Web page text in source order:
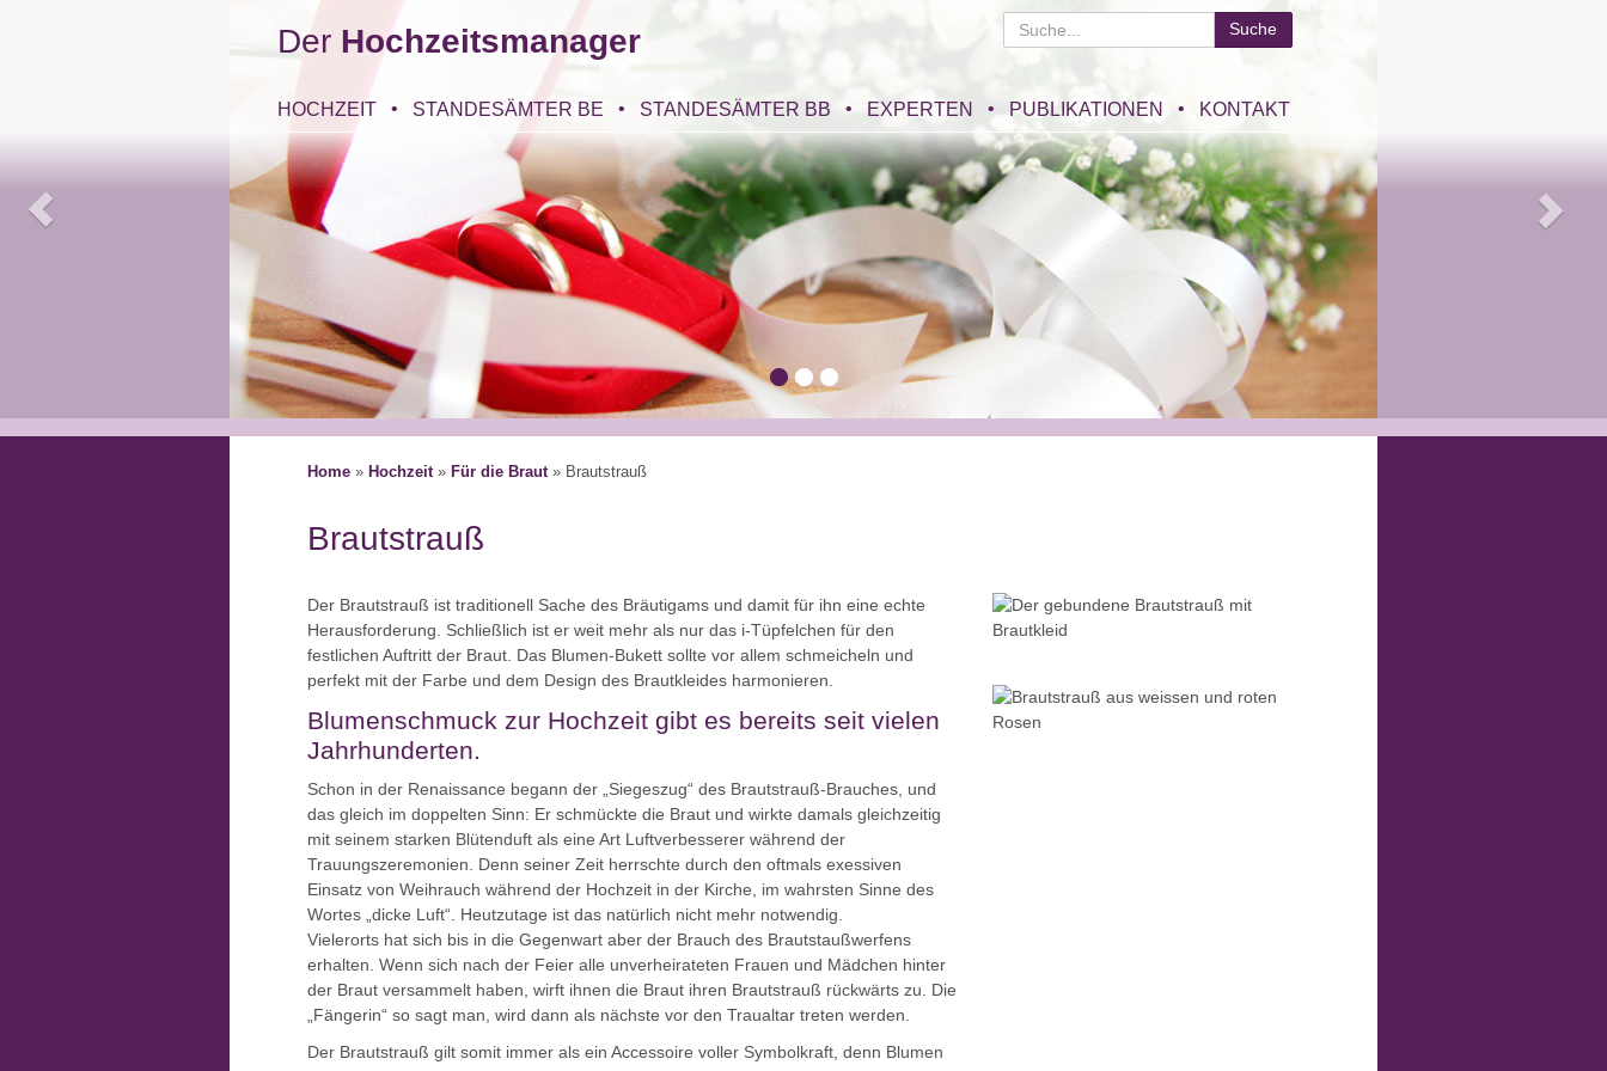
Der Hochzeitsmanager
HOCHZEIT STANDESÄMTER BE STANDESÄMTER BB EXPERTEN PUBLIKATIONEN KONTAKT
Home » Hochzeit » Für die Braut » Brautstrauß
Brautstrauß
Der Brautstrauß ist traditionell Sache des Bräutigams und damit für ihn eine echte
Herausforderung. Schließlich ist er weit mehr als nur das i-Tüpfelchen für den
festlichen Auftritt der Braut. Das Blumen-Bukett sollte vor allem schmeicheln und
perfekt mit der Farbe und dem Design des Brautkleides harmonieren.
Blumenschmuck zur Hochzeit gibt es bereits seit vielen
Jahrhunderten.
Schon in der Renaissance begann der „Siegeszug“ des Brautstrauß-Brauches, und
das gleich im doppelten Sinn: Er schmückte die Braut und wirkte damals gleichzeitig
mit seinem starken Blütenduft als eine Art Luftverbesserer während der
Trauungszeremonien. Denn seiner Zeit herrschte durch den oftmals exessiven
Einsatz von Weihrauch während der Hochzeit in der Kirche, im wahrsten Sinne des
Wortes „dicke Luft“. Heutzutage ist das natürlich nicht mehr notwendig.
Vielerorts hat sich bis in die Gegenwart aber der Brauch des Brautstaußwerfens
erhalten. Wenn sich nach der Feier alle unverheirateten Frauen und Mädchen hinter
der Braut versammelt haben, wirft ihnen die Braut ihren Brautstrauß rückwärts zu. Die
„Fängerin“ so sagt man, wird dann als nächste vor den Traualtar treten werden.
Der Brautstrauß gilt somit immer als ein Accessoire voller Symbolkraft, denn Blumen